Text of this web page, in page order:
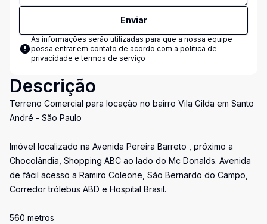
Enviar
As informações serão utilizadas para que a nossa equipe
possa entrar em contato de acordo com a política de
privacidade e termos de serviço
Descrição
Terreno Comercial para locação no bairro Vila Gilda em Santo
André - São Paulo
Imóvel localizado na Avenida Pereira Barreto , próximo a
Chocolândia, Shopping ABC ao lado do Mc Donalds. Avenida
de fácil acesso a Ramiro Coleone, São Bernardo do Campo,
Corredor trólebus ABD e Hospital Brasil.
560 metros